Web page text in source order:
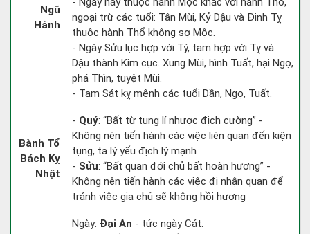
Ngũ
Hành
ngoại trừ các tuổi: Tân Mùi, Kỷ Dậu và Đinh Tỵ
thuộc hành Thổ không sợ Mộc.
- Ngày Sửu lục hợp với Tý, tam hợp với Tỵ và
Dậu thành Kim cục. Xung Mùi, hình Tuất, hại Ngọ,
phá Thìn, tuyệt Mùi.
- Tam Sát kỵ mệnh các tuổi Dần, Ngọ, Tuất.
Bành Tổ
Bách Kỵ
Nhật
- Quý: “Bất từ tụng lí nhược địch cường” -
Không nên tiến hành các việc liên quan đến kiện
tụng, ta lý yếu địch lý mạnh
- Sửu: “Bất quan đới chủ bất hoàn hương” -
Không nên tiến hành các việc đi nhận quan để
tránh việc gia chủ sẽ không hồi hương
Ngày: Đại An - tức ngày Cát.